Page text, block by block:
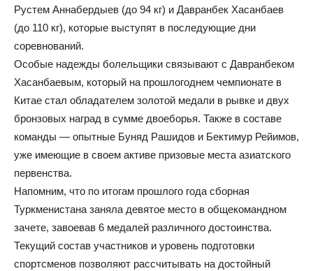
Рустем Аннабердыев (до 94 кг) и Давранбек Хасанбаев
(до 110 кг), которые выступят в последующие дни
соревнований.
Особые надежды болельщики связывают с Давранбеком
Хасанбаевым, который на прошлогоднем чемпионате в
Китае стал обладателем золотой медали в рывке и двух
бронзовых наград в сумме двоеборья. Также в составе
команды — опытные Буняд Рашидов и Бектимур Рейимов,
уже имеющие в своем активе призовые места азиатского
первенства.
Напомним, что по итогам прошлого года сборная
Туркменистана заняла девятое место в общекомандном
зачете, завоевав 6 медалей различного достоинства.
Текущий состав участников и уровень подготовки
спортсменов позволяют рассчитывать на достойный